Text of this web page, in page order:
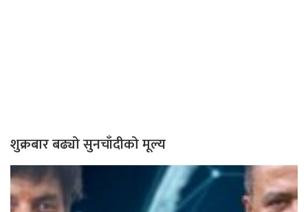
शुक्रबार बढ्यो सुनचाँदीको मूल्य